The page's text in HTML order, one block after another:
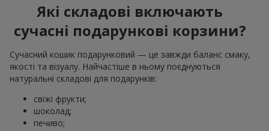
Які складові включають
сучасні подарункові корзини?
Сучасний кошик подарунковий — це завжди баланс смаку,
якості та візуалу. Найчастіше в ньому поєднуються
натуральні складові для подарунків:
свіжі фрукти;
шоколад;
печиво;